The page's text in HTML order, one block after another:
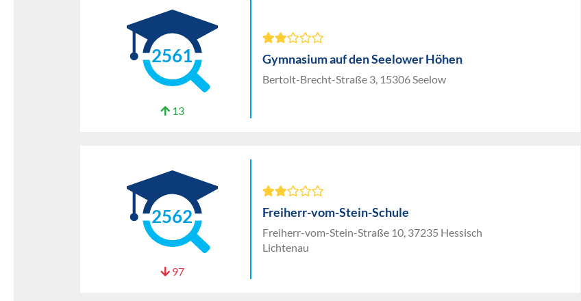
2561
13
Gymnasium auf den Seelower Höhen
Bertolt-Brecht-Straße 3, 15306 Seelow
2562
97
Freiherr-vom-Stein-Schule
Freiherr-vom-Stein-Straße 10, 37235 Hessisch
Lichtenau